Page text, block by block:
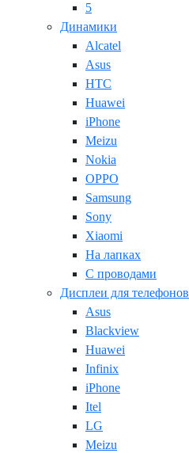
5
Динамики
Alcatel
Asus
HTC
Huawei
iPhone
Meizu
Nokia
OPPO
Samsung
Sony
Xiaomi
На лапках
С проводами
Дисплеи для телефонов
Asus
Blackview
Huawei
Infinix
iPhone
Itel
LG
Meizu